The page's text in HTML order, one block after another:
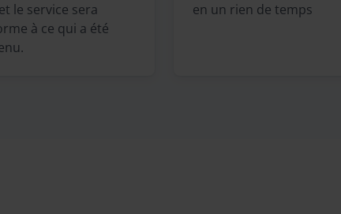
le service sera
à ce qui a été
en un rien de temps